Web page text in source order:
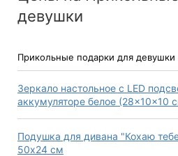
девушки
Прикольные подарки для девушки
Зеркало настольное с LED
аккумуляторе белое (28×10×10
Подушка для дивана "Кохаю
50х24 см